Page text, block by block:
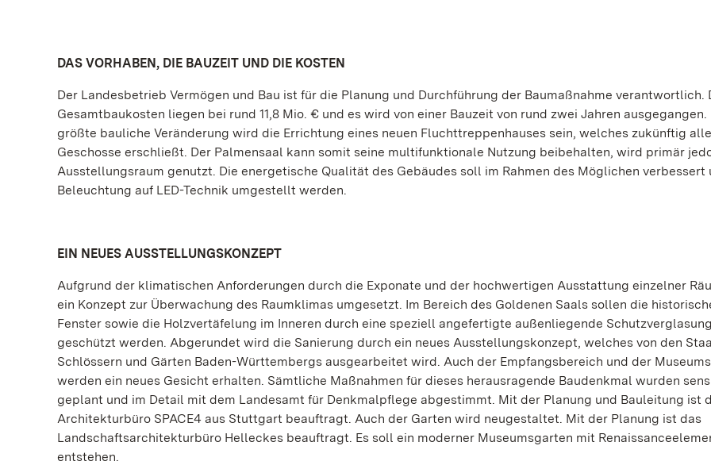
DAS VORHABEN, DIE BAUZEIT UND DIE KOSTEN
Der Landesbetrieb Vermögen und Bau ist für die Planung und Durchführung der Baumaßnahme verantwortlich.
Gesamtbaukosten liegen bei rund 11,8 Mio. € und es wird von einer Bauzeit von rund zwei Jahren ausgegangen.
größte bauliche Veränderung wird die Errichtung eines neuen Fluchttreppenhauses sein, welches zukünftig alle
Geschosse erschließt. Der Palmensaal kann somit seine multifunktionale Nutzung beibehalten, wird primär
Ausstellungsraum genutzt. Die energetische Qualität des Gebäudes soll im Rahmen des Möglichen verbessert
Beleuchtung auf LED-Technik umgestellt werden.
EIN NEUES AUSSTELLUNGSKONZEPT
Aufgrund der klimatischen Anforderungen durch die Exponate und der hochwertigen Ausstattung einzelner
ein Konzept zur Überwachung des Raumklimas umgesetzt. Im Bereich des Goldenen Saals sollen die
Fenster sowie die Holzvertäfelung im Inneren durch eine speziell angefertigte außenliegende Schutzverglasung
geschützt werden. Abgerundet wird die Sanierung durch ein neues Ausstellungskonzept, welches von den
Schlössern und Gärten Baden-Württembergs ausgearbeitet wird. Auch der Empfangsbereich und der
werden ein neues Gesicht erhalten. Sämtliche Maßnahmen für dieses herausragende Baudenkmal wurden
geplant und im Detail mit dem Landesamt für Denkmalpflege abgestimmt. Mit der Planung und Bauleitung ist
Architekturbüro SPACE4 aus Stuttgart beauftragt. Auch der Garten wird neugestaltet. Mit der Planung ist das
Landschaftsarchitekturbüro Helleckes beauftragt. Es soll ein moderner Museumsgarten mit
entstehen.